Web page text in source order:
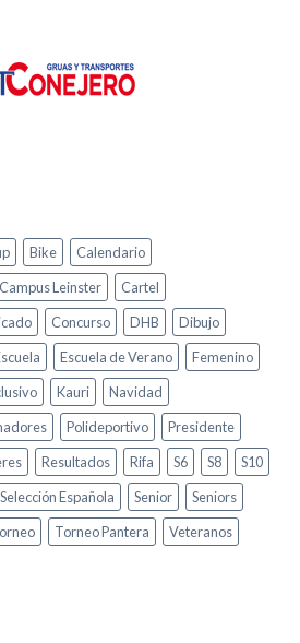
Bike
Calendario
Campus Leinster
Cartel
Concurso DHB
Dibujo
Escuela de Verano
Femenino
Kauri
Navidad
Polideportivo
Presidente
Resultados Rifa S6 S8
S10
Selección Española Senior
Seniors
Torneo Pantera Veteranos